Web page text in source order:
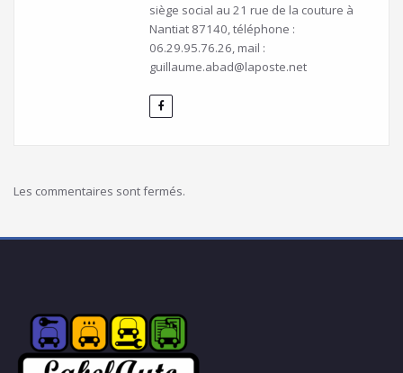
siège social au 21 rue de la couture à
Nantiat 87140, téléphone :
06.29.95.76.26, mail :
guillaume.abad@laposte.net
Les commentaires sont fermés.